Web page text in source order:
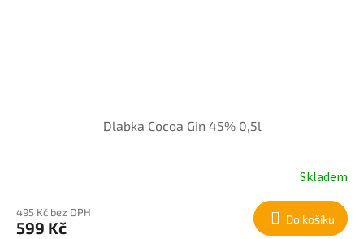
Dlabka Cocoa Gin 45% 0,5l
Skladem
495 Kč bez DPH
599 Kč Do košíku